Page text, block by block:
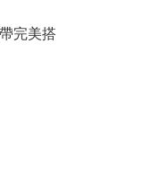
完美搭